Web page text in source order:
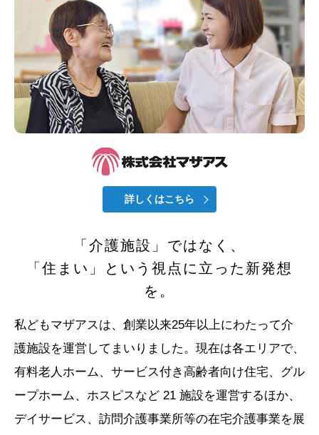
詳しくはこちら
「介護施設」ではなく、
「住まい」という 視点に立った新発想
を。
私どもマザアスは、創業以来25年以上にわたって介
護施設を運営してまいりました。現在は各エリアで、
有料老人ホーム、サービス付き高齢者向け住宅、グル
ープホーム、ホスピスなど 21 施設を運営するほか、
デイサービス、訪問介護事業所等の在宅介護事業を展